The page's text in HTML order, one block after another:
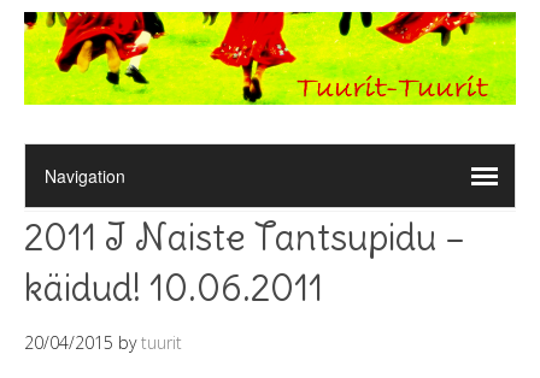
2011 I Naiste Tantsupidu –
käidud! 10.06.2011
20/04/2015 bytuurit